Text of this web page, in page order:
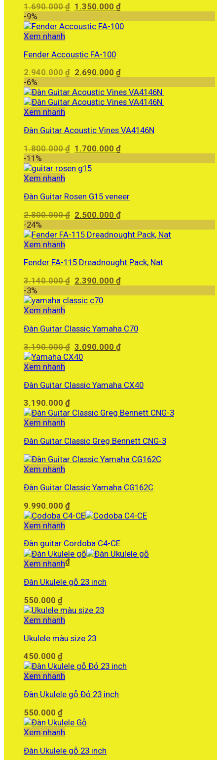
1.690.000₫ Giá
là:
1.350.000₫Giá
tại
-9%
Xem nhanh
Fender Accoustic FA-100
2.940.000₫ Giá
là:
2.940.000 ₫.
2.690.000₫Giá
tại
là:
-6%
Xem nhanh
Đàn Guitar Acoustic Vines VA4146N
1.800.000₫ Giá
là:
1.700.000₫Giá
-11%
Xem nhanh
Đàn Guitar Rosen G15 veneer
2.800.000₫ Giá
là:
2.500.000₫Giá
tại
-24%
Xem nhanh
Fender FA-115 Dreadnought Pack, Nat
3.140.000₫ Giá
là:
2.390.000₫Giá
-3%
Xem nhanh
Đàn Guitar Classic Yamaha C70
3.190.000₫ Giá
gốc
3.090.000₫Giá
3.090.000 ₫.
Xem nhanh
Đàn Guitar Classic Yamaha CX40
3.190.000 ₫
Xem nhanh
Đàn Guitar Classic Greg Bennett CNG-3
Xem nhanh
Đàn Guitar Classic Yamaha CG162C
9.990.000 ₫
Xem nhanh
Đàn guitar Cordoba C4-CE
8.750.000₫
Xem nhanh
Đàn Ukulele gỗ 23 inch
550.000 ₫
Xem nhanh
Ukulele màu size 23
450.000 ₫
Xem nhanh
Đàn Ukulele gỗ Đỏ 23 inch
550.000 ₫
Xem nhanh
Đàn Ukulele gỗ 23 inch